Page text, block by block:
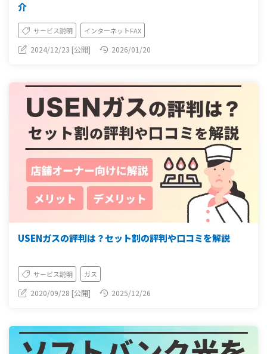
介
サービス説明 インターネットFAX
2024/12/23 [公開] 2026/01/20
USENガスの評判は？セット割の評判や口コミを解説
サービス説明 ガス
2020/09/28 [公開] 2025/12/26